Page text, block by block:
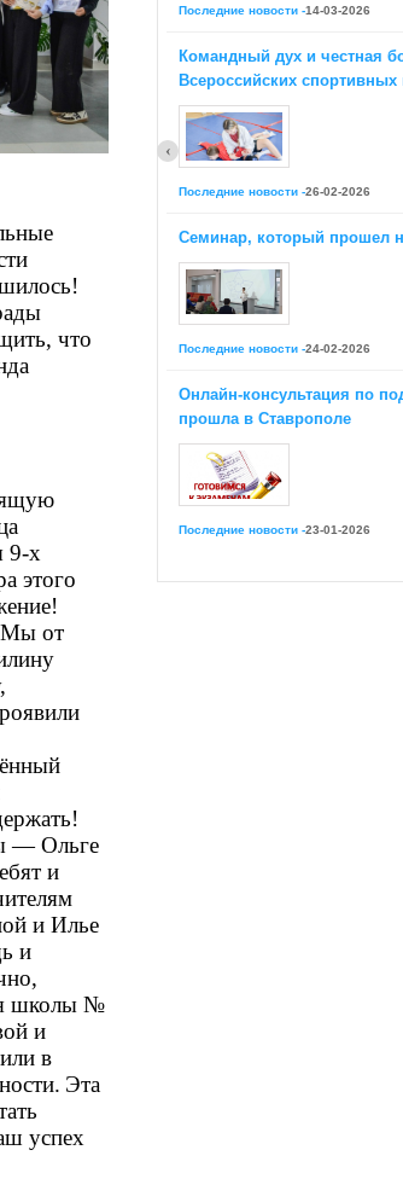
что
9-х
этого
Мы от
— Ольге
и
и Илье
и
школы №
и
в
Эта
успех
Последние новости -14-03-2026
Командный дух и честная
Всероссийских
Последние новости -26-02-2026
Семинар, который прошел
Последние новости -24-02-2026
Онлайн-консультация по
прошла в Ставрополе
Последние новости -23-01-2026
Информация о серии
ЭГЕ-2017 для учащихся
Актуальное
Методические
География
Обществознание
Русский язык и